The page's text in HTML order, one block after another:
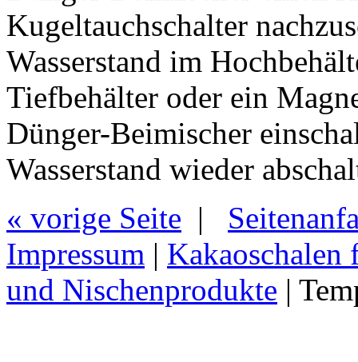
Kugeltauchschalter
Wasserstand im
Tiefbehälter oder ein
Dünger-Beimischer
Wasserstand wieder
« vorige Seite |
Impressum | Kakaoschalen
und Nischenprodukte |